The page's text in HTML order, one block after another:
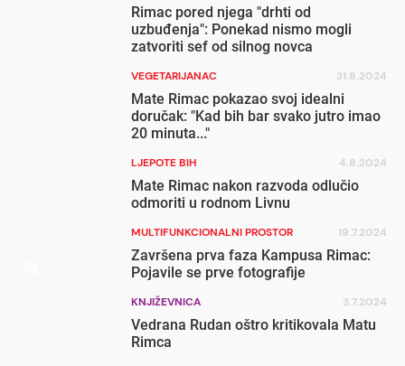
Rimac pored njega "drhti od
uzbuđenja": Ponekad nismo mogli
zatvoriti sef od silnog novca
VEGETARIJANAC 31.8.2024
Mate Rimac pokazao svoj idealni
doručak: "Kad bih bar svako jutro imao
20 minuta..."
LJEPOTE BIH 4.8.2024
Mate Rimac nakon razvoda odlučio
odmoriti u rodnom Livnu
MULTIFUNKCIONALNI PROSTOR 19.7.2024
Završena prva faza Kampusa Rimac:
Pojavile se prve fotografije
KNJIŽEVNICA 3.7.2024
Vedrana Rudan oštro kritikovala Matu
Rimca